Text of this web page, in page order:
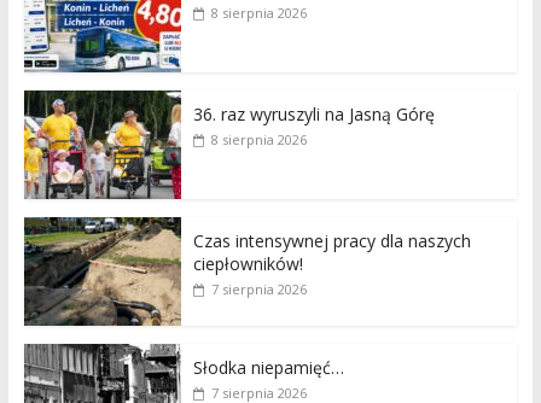
8 sierpnia 2026
36. raz wyruszyli na Jasną Górę
8 sierpnia 2026
Czas intensywnej pracy dla naszych
ciepłowników!
7 sierpnia 2026
Słodka niepamięć…
7 sierpnia 2026